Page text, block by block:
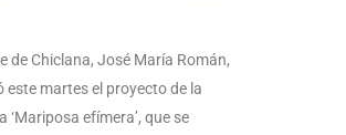
de Chiclana, José María Román,
este martes el proyecto de la
‘Mariposa efímera’, que se